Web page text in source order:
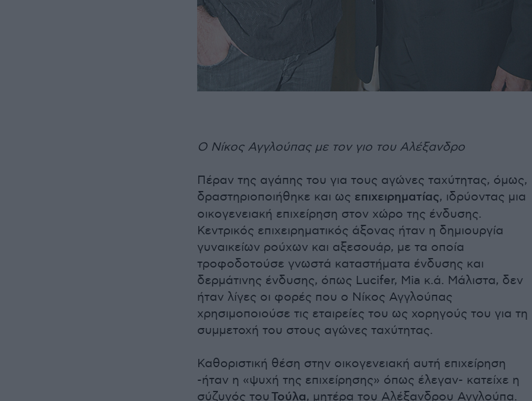
Ο Νίκος Αγγλούπας με τον γιο του Αλέξανδρο
Πέραν της αγάπης του για τους αγώνες ταχύτητας, όμως,
δραστηριοποιήθηκε και ως επιχειρηματίας, ιδρύοντας μια
οικογενειακή επιχείρηση στον χώρο της ένδυσης.
Κεντρικός επιχειρηματικός άξονας ήταν η δημιουργία
γυναικείων ρούχων και αξεσουάρ, με τα οποία
τροφοδοτούσε γνωστά καταστήματα ένδυσης και
δερμάτινης ένδυσης, όπως Lucifer, Mia κ.ά. Μάλιστα, δεν
ήταν λίγες οι φορές που ο Νίκος Αγγλούπας
χρησιμοποιούσε τις εταιρείες του ως χορηγούς του για τη
συμμετοχή του στους αγώνες ταχύτητας.
Καθοριστική θέση στην οικογενειακή αυτή επιχείρηση
-ήταν η «ψυχή της επιχείρησης» όπως έλεγαν- κατείχε η
σύζυγός του Τούλα, μητέρα του Αλέξανδρου Αγγλούπα.